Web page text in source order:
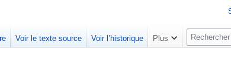
Voir le texte source Voir l’historique Plus
R
e